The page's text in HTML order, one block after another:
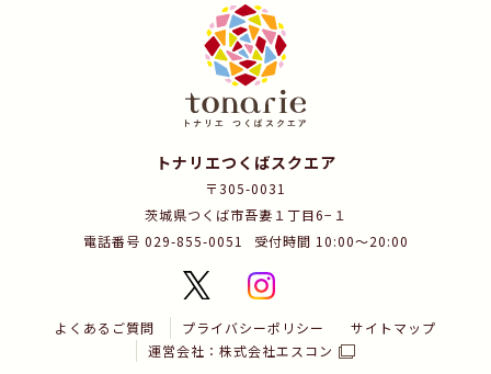
トナリエつくばスクエア
〒305-0031
茨城県つくば市吾妻１丁目6−１
電話番号 029-855-0051
受付時間 10:00～20:00
よくあるご質問 プライバシーポリシー
サイトマップ
運営会社：株式会社エスコン